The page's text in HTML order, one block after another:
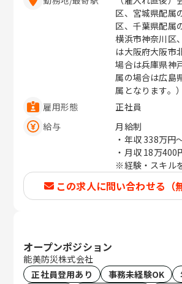
区、宮城県配属
区、千葉県配属
横浜市神奈川区
は大阪府大阪市
場合は兵庫県神
属の場合は広島
属となります。
雇用形態
正社員
給与
月給制
・年収 338万円
・月収 18万400
※経験・スキル
この求人に問い合わせる（
オープンポジション
能美防災株式会社
正社員登用あり
事務未経験OK